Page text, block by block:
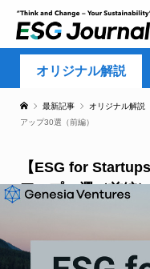
オリジナル解説
最新記事 オリジナル解説
アップ30選（前編）
【ESG for
アップ30選（前編